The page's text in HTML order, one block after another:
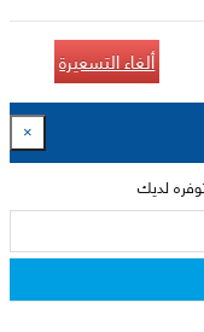
ألغاء التسعيرة
×
لديك